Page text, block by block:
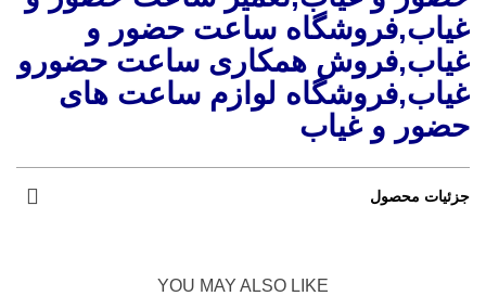
غیاب,فروشگاه ساعت حضور و
غیاب,فروش همکاری ساعت حضورو
غیاب,فروشگاه لوازم ساعت های
حضور و غیاب
جزئیات محصول
YOU MAY ALSO LIKE